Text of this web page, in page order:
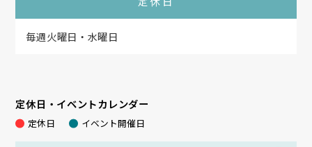
毎週火曜日・水曜日
定休日・イベントカレンダー
定休日 イベント開催日